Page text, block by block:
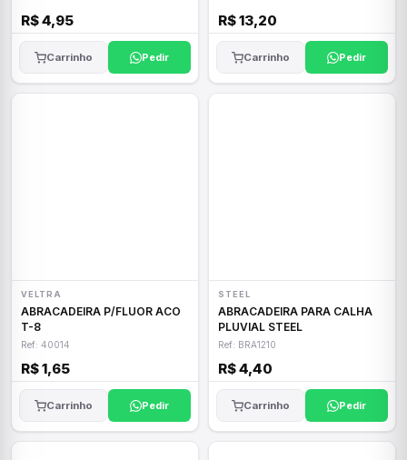
R$ 4,95
Carrinho Pedir
R$ 13,20
Carrinho Pedir
VELTRA
ABRACADEIRA P/FLUOR ACO
T-8
Ref: 40014
R$ 1,65
Carrinho Pedir
STEEL
ABRACADEIRA PARA CALHA
PLUVIAL STEEL
Ref: BRA1210
R$ 4,40
Carrinho Pedir